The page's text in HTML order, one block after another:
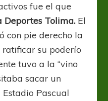
fue el que
Deportes Tolima. El
con pie derecho la
su poderío
tuvo a la “vino
sacar un
Pascual